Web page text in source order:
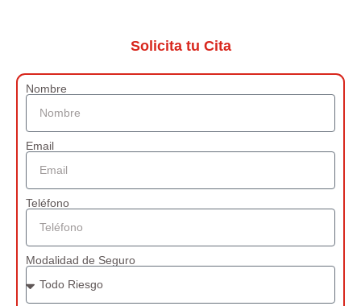
Solicita tu Cita
Nombre
Email
Teléfono
Modalidad de Seguro